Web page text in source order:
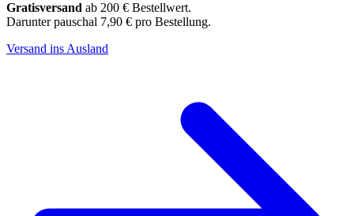
Gratisversand ab 200 € Bestellwert.
Darunter pauschal 7,90 € pro Bestellung.
Versand ins Ausland